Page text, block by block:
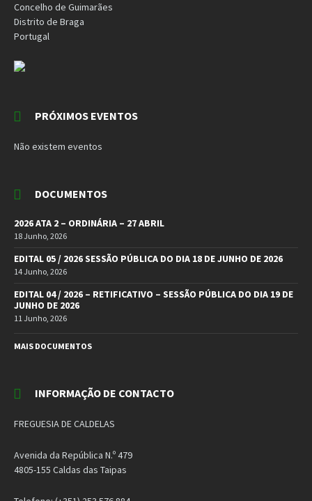
Concelho de Guimarães
Distrito de Braga
Portugal
PRÓXIMOS EVENTOS
Não existem eventos
DOCUMENTOS
2026 ATA 2 – ORDINÁRIA – 27 ABRIL
18 Junho, 2026
EDITAL 05 / 2026 SESSÃO PÚBLICA DO DIA 18 DE JUNHO DE 2026
14 Junho, 2026
EDITAL 04 / 2026 – RETIFICATIVO – SESSÃO PÚBLICA DO DIA 19 DE
JUNHO DE 2026
11 Junho, 2026
MAIS DOCUMENTOS
INFORMAÇÃO DE CONTACTO
FREGUESIA DE CALDELAS
Avenida da República N.º 479
4805-155 Caldas das Taipas